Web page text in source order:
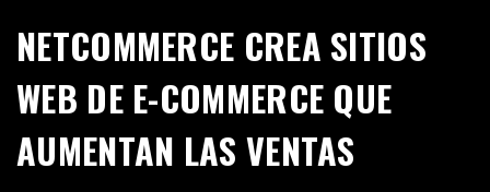
NETCOMMERCE CREA SITIOS
WEB DE E-COMMERCE QUE
AUMENTAN LAS VENTAS